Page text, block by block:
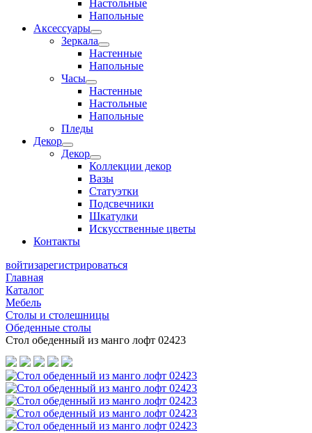
Настольные
Напольные
Аксессуары
Зеркала
Настенные
Напольные
Часы
Настенные
Настольные
Напольные
Пледы
Декор
Декор
Коллекции декор
Вазы
Статуэтки
Подсвечники
Шкатулки
Искусственные цветы
Контакты
войтизарегистрироваться
Главная
Каталог
Мебель
Столы и столешницы
Обеденные столы
Стол обеденный из манго лофт 02423